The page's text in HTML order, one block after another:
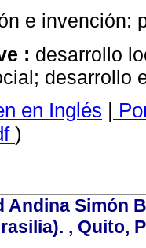
e invención:
: desarrollo
desarrollo
en Inglés |
)
Andina Simón
, Quito,